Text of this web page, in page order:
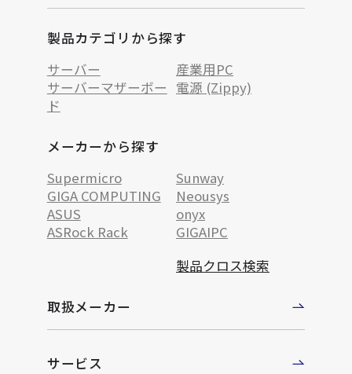
製品カテゴリから探す
サーバー
産業用PC
サーバーマザーボー
ド
電源 (Zippy)
メーカーから探す
Supermicro
Sunway
GIGA COMPUTING
Neousys
ASUS
onyx
ASRock Rack
GIGAIPC
製品クロス検索
取扱メーカー
サービス